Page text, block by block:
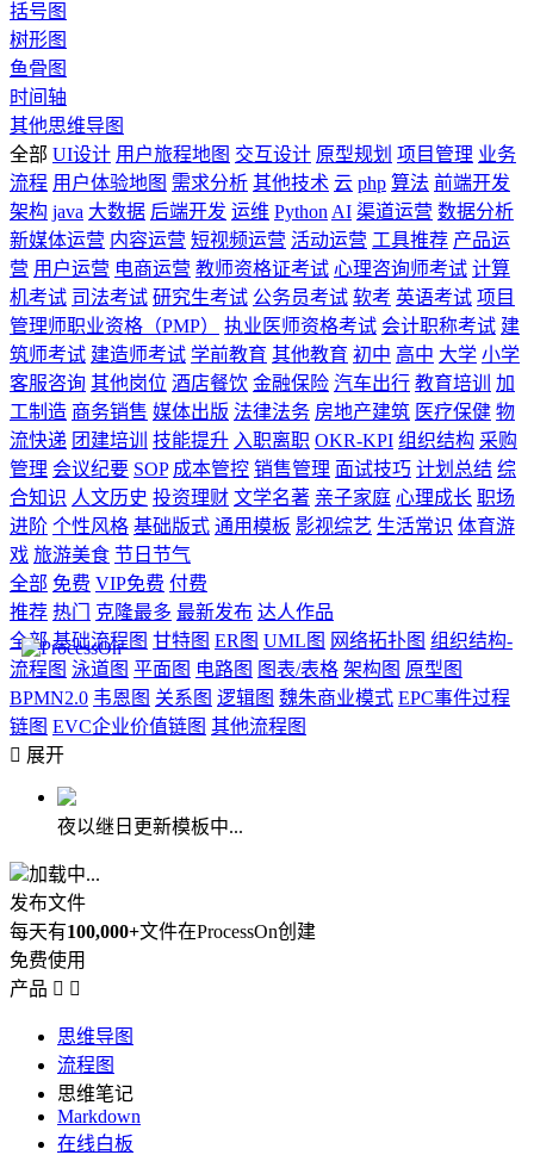
括号图
树形图
鱼骨图
时间轴
其他思维导图
全部 UI设计 用户旅程地图 交互设计 原型规划 项目管理 业务
流程 用户体验地图 需求分析 其他技术 云 php 算法 前端开发
架构 java 大数据 后端开发 运维 Python AI 渠道运营 数据分析
新媒体运营 内容运营 短视频运营 活动运营 工具推荐 产品运
营 用户运营 电商运营 教师资格证考试 心理咨询师考试 计算
机考试 司法考试 研究生考试 公务员考试 软考 英语考试 项目
管理师职业资格（PMP）
执业医师资格考试 会计职称考试 建
筑师考试 建造师考试 学前教育 其他教育 初中 高中 大学 小学
客服咨询 其他岗位 酒店餐饮 金融保险 汽车出行 教育培训
加
工制造 商务销售 媒体出版 法律法务 房地产建筑 医疗保健 物
流快递 团建培训 技能提升 入职离职 OKR-KPI 组织结构 采购
管理 会议纪要 SOP 成本管控 销售管理 面试技巧 计划总结 综
合知识 人文历史 投资理财 文学名著 亲子家庭 心理成长 职场
进阶 个性风格 基础版式 通用模板 影视综艺 生活常识 体育游
戏 旅游美食 节日节气
全部 免费 VIP免费 付费
推荐 热门 克隆最多 最新发布 达人作品
全部 基础流程图 甘特图 ER图 UML图 网络拓扑图 组织结构-
流程图 泳道图 平面图 电路图 图表/表格 架构图 原型图
BPMN2.0 韦恩图 关系图 逻辑图 魏朱商业模式 EPC事件过程
链图 EVC企业价值链图 其他流程图
 展开
夜以继日更新模板中...
加载中...
发布文件
每天有100,000+文件在ProcessOn创建
免费使用
产品  
思维导图
流程图
思维笔记
Markdown
在线白板